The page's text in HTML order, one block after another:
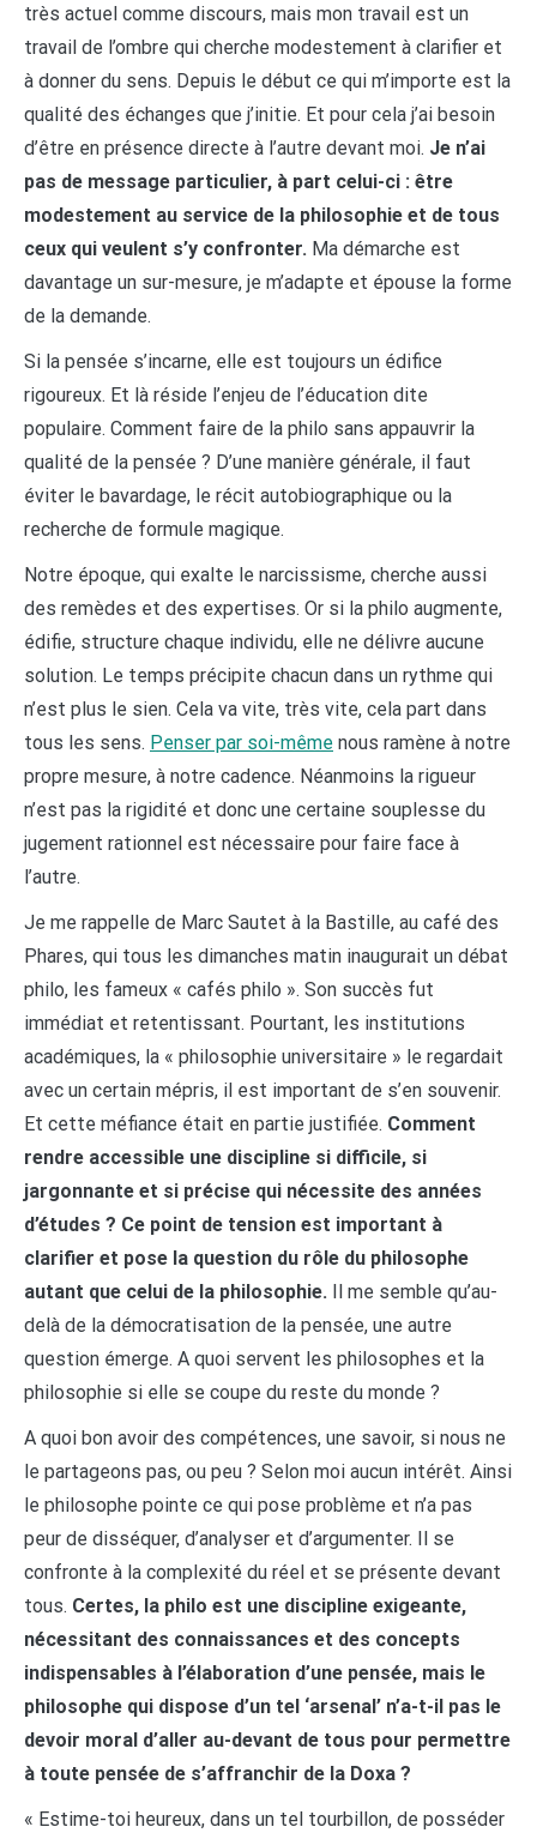
très actuel comme discours, mais mon travail est un
travail de l’ombre qui cherche modestement à clarifier et
à donner du sens. Depuis le début ce qui m’importe est la
qualité des échanges que j’initie. Et pour cela j’ai besoin
d’être en présence directe à l’autre devant moi. Je n’ai
pas de message particulier, à part celui-ci : être
modestement au service de la philosophie et de tous
ceux qui veulent s’y confronter. Ma démarche est
davantage un sur-mesure, je m’adapte et épouse la forme
de la demande.
Si la pensée s’incarne, elle est toujours un édifice
rigoureux. Et là réside l’enjeu de l’éducation dite
populaire. Comment faire de la philo sans appauvrir la
qualité de la pensée ? D’une manière générale, il faut
éviter le bavardage, le récit autobiographique ou la
recherche de formule magique.
Notre époque, qui exalte le narcissisme, cherche aussi
des remèdes et des expertises. Or si la philo augmente,
édifie, structure chaque individu, elle ne délivre aucune
solution. Le temps précipite chacun dans un rythme qui
n’est plus le sien. Cela va vite, très vite, cela part dans
tous les sens. Penser par soi-même nous ramène à notre
propre mesure, à notre cadence. Néanmoins la rigueur
n’est pas la rigidité et donc une certaine souplesse du
jugement rationnel est nécessaire pour faire face à
l’autre.
Je me rappelle de Marc Sautet à la Bastille, au café des
Phares, qui tous les dimanches matin inaugurait un débat
philo, les fameux « cafés philo ». Son succès fut
immédiat et retentissant. Pourtant, les institutions
académiques, la « philosophie universitaire » le regardait
avec un certain mépris, il est important de s’en souvenir.
Et cette méfiance était en partie justifiée. Comment
rendre accessible une discipline si difficile, si
jargonnante et si précise qui nécessite des années
d’études ? Ce point de tension est important à
clarifier et pose la question du rôle du philosophe
autant que celui de la philosophie. Il me semble qu’au-
delà de la démocratisation de la pensée, une autre
question émerge. A quoi servent les philosophes et la
philosophie si elle se coupe du reste du monde ?
A quoi bon avoir des compétences, une savoir, si nous ne
le partageons pas, ou peu ? Selon moi aucun intérêt. Ainsi
le philosophe pointe ce qui pose problème et n’a pas
peur de disséquer, d’analyser et d’argumenter. Il se
confronte à la complexité du réel et se présente devant
tous. Certes, la philo est une discipline exigeante,
nécessitant des connaissances et des concepts
indispensables à l’élaboration d’une pensée, mais le
philosophe qui dispose d’un tel ‘arsenal’ n’a-t-il pas le
devoir moral d’aller au-devant de tous pour permettre
à toute pensée de s’affranchir de la Doxa ?
« Estime-toi heureux, dans un tel tourbillon, de posséder